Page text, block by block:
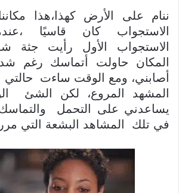
ننام على الأرض كهذا،هذا
الاستجواب كان قاسيًا
الاستجواب الأول رأيت
المكان حاولت أتماسك رغم
أصابني، ومع الوقت ساءت حالتي
المشهد المروع، لكن الشئ
يساعدني على التحمل
في تلك المشاهد البشعة التي